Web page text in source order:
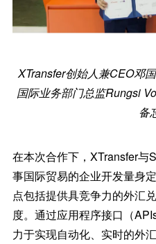
XTransfer创始人兼CEO邓
国际业务部门总监Rungsi
备
在本次合作下，XTransfer与
事国际贸易的企业开发量身
点包括提供具竞争力的外汇
度。通过应用程序接口（
力于实现自动化、实时的外